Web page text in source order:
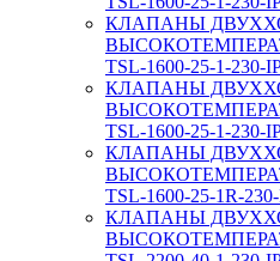
КЛАПАНЫ
TSL-1600-25-1-230-
КЛАПАНЫ
TSL-1600-25-1-230-
КЛАПАНЫ
TSL-1600-25-1R-
КЛАПАНЫ